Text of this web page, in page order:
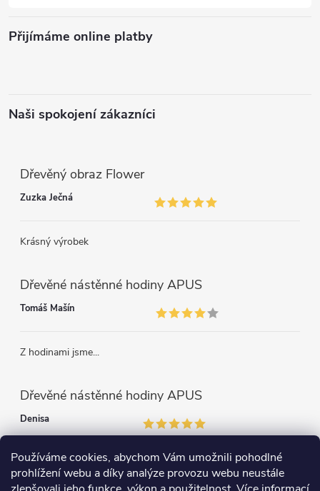
Používáme cookies, abychom Vám umožnili pohodlné
prohlížení webu a díky analýze provozu webu neustále
Přijímáme online platby
Naši spokojení zákazníci
Dřevěný obraz Flower
Zuzka Ječná
Krásný výrobek
Dřevěné nástěnné hodiny APUS
Tomáš Mašín
Z hodinami jsme...
Dřevěné nástěnné hodiny APUS
Denisa
Krásné bytelné...